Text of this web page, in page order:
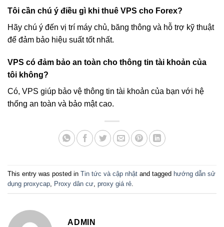
Tôi cần chú ý điều gì khi thuê VPS cho Forex?
Hãy chú ý đến vị trí máy chủ, băng thông và hỗ trợ kỹ thuật
để đảm bảo hiệu suất tốt nhất.
VPS có đảm bảo an toàn cho thông tin tài khoản của
tôi không?
Có, VPS giúp bảo vệ thông tin tài khoản của bạn với hệ
thống an toàn và bảo mật cao.
This entry was posted in Tin tức và cập nhật and tagged hướng dẫn sử
dụng proxycap
Proxy dân cư proxy giá rẻ
ADMIN